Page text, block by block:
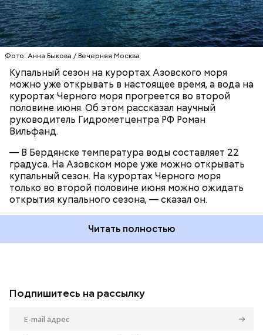
Фото: Анна Быкова / Вечерняя Москва
Купальный сезон на курортах Азовского моря
можно уже открывать в настоящее время, а вода на
курортах Черного моря прогреется во второй
половине июня. Об этом рассказал научный
руководитель Гидрометцентра РФ Роман
Вильфанд.
— В Бердянске температура воды составляет 22
градуса. На Азовском море уже можно открывать
купальный сезон. На курортах Черного моря
только во второй половине июня можно ожидать
открытия купального сезона, — сказал он.
Читать полностью
ЧЕРНОЕ МОРЕ
ПОГОДА
КУПАЛЬНЫЙ СЕЗОН
Подпишитесь на рассылку